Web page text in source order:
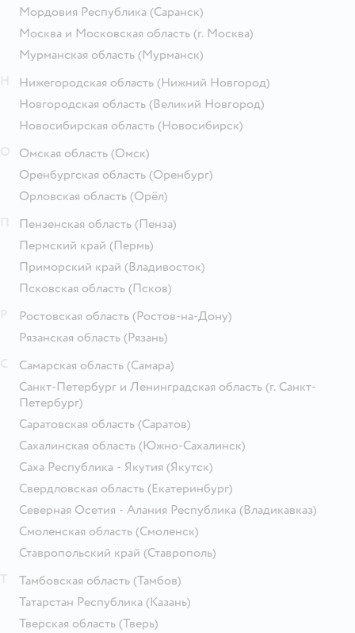
Мордовия Республика (Саранск)
Москва и Московская область (г. Москва)
Мурманская область (Мурманск)
Нижегородская область (Нижний Новгород)
Новгородская область (Великий Новгород)
Новосибирская область (Новосибирск)
Омская область (Омск)
Оренбургская область (Оренбург)
Орловская область (Орёл)
Пензенская область (Пенза)
Пермский край (Пермь)
Приморский край (Владивосток)
Псковская область (Псков)
Ростовская область (Ростов-на-Дону)
Рязанская область (Рязань)
Самарская область (Самара)
Санкт-Петербург и Ленинградская область (г. Санкт-
Петербург)
Саратовская область (Саратов)
Сахалинская область (Южно-Сахалинск)
Саха Республика - Якутия (Якутск)
Свердловская область (Екатеринбург)
Северная Осетия - Алания Республика (Владикавказ)
Смоленская область (Смоленск)
Ставропольский край (Ставрополь)
Тамбовская область (Тамбов)
Татарстан Республика (Казань)
Тверская область (Тверь)